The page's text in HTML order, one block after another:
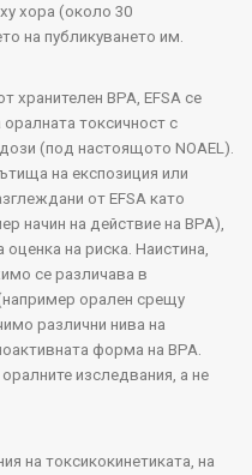
хора (около 30
на публикуването им.
хранителен BPA EFSA се
токсичност с
(под настоящото NOAEL ).
на експозиция или
от EFSA като
начин на действие на BPA),
на риска. Наистина,
се различава в
орален срещу
различни нива на
форма на ВРА.
изследвания, а не
на токсикокинетиката, на